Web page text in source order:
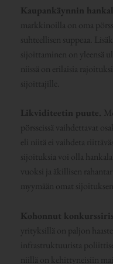
Kaupankäynnin
markkinoilla on oma
suhteellisen suppeaa.
sijoittaminen on yleensä
niissä on erilaisia
sijoittajille.
Likviditeetin puute.
pörsseissä vaihdettavat
eli niitä ei vaihdeta
sijoituksia voi olla
vuoksi ja äkillisen
myymään omat
Kohonnut
yrityksillä on paljon
infrastruktuurista
niillä on kehittyneisiin